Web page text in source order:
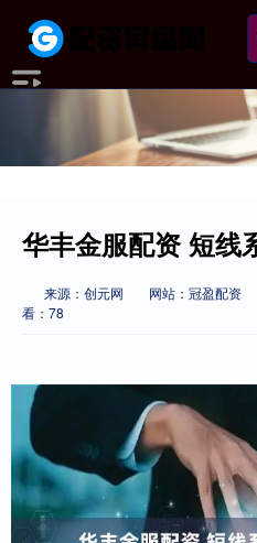
华丰金服配资 短线
来源：创元网 网站：冠盈配资
看：78